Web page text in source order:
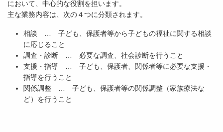
において、中心的な役割を担います。
主な業務内容は、次の４つに分類されます。
相談 … 子ども、保護者等から子どもの福祉に関する相談
に応じること
調査・診断 … 必要な調査、社会診断を行うこと
支援・指導 … 子ども、保護者、関係者等に必要な支援・
指導を行うこと
関係調整 … 子ども、保護者等の関係調整（家族療法な
ど）を行うこと